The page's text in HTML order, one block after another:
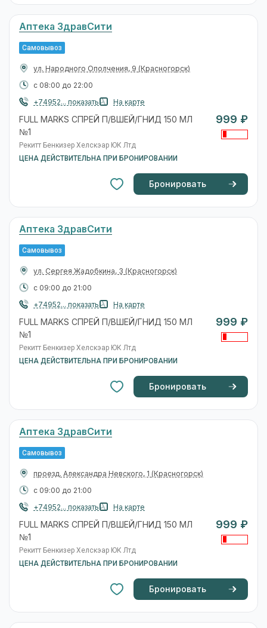
Аптека ЗдравСити
Самовывоз
ул. Народного Ополчения, 9 (Красногорск)
с 08:00 до 22:00
+74952... показать
На карте
FULL MARKS СПРЕЙ П/ВШЕЙ/ГНИД 150 МЛ
№1
Рекитт Бенкизер Хелскэар ЮК Лтд
ЦЕНА ДЕЙСТВИТЕЛЬНА ПРИ БРОНИРОВАНИИ
999 ₽
Бронировать
Аптека ЗдравСити
Самовывоз
ул. Сергея Жадобкина, 3 (Красногорск)
с 09:00 до 21:00
+74952... показать
На карте
FULL MARKS СПРЕЙ П/ВШЕЙ/ГНИД 150 МЛ
№1
Рекитт Бенкизер Хелскэар ЮК Лтд
ЦЕНА ДЕЙСТВИТЕЛЬНА ПРИ БРОНИРОВАНИИ
999 ₽
Бронировать
Аптека ЗдравСити
Самовывоз
проезд. Александра Невского, 1 (Красногорск)
с 09:00 до 21:00
+74952... показать
На карте
FULL MARKS СПРЕЙ П/ВШЕЙ/ГНИД 150 МЛ
№1
Рекитт Бенкизер Хелскэар ЮК Лтд
ЦЕНА ДЕЙСТВИТЕЛЬНА ПРИ БРОНИРОВАНИИ
999 ₽
Бронировать